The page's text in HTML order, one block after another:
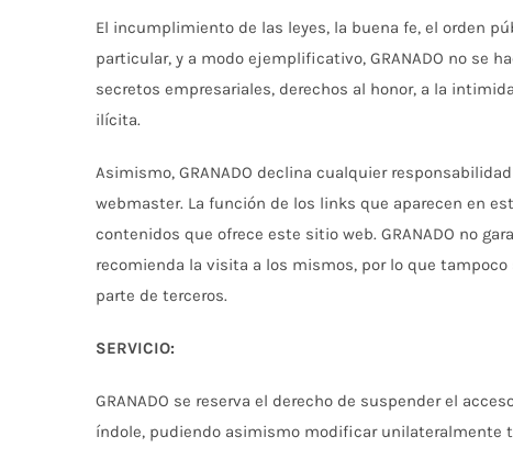
El incumplimiento de las leyes, la buena fe, el orden
particular, y a modo ejemplificativo, GRANADO no se
secretos empresariales, derechos al honor, a la
ilícita.
Asimismo, GRANADO declina cualquier
webmaster. La función de los links que aparecen en
contenidos que ofrece este sitio web. GRANADO no
recomienda la visita a los mismos, por lo que
parte de terceros.
SERVICIO:
GRANADO se reserva el derecho de suspender el
índole, pudiendo asimismo modificar unilateralmente